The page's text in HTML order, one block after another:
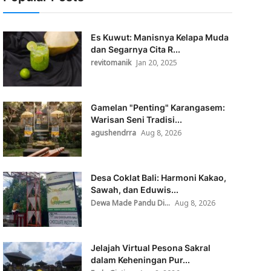
Es Kuwut: Manisnya Kelapa Muda
dan Segarnya Cita R...
revitomanik Jan 20, 2025
Gamelan "Penting" Karangasem:
Warisan Seni Tradisi...
agushendrra Aug 8, 2026
Desa Coklat Bali: Harmoni Kakao,
Sawah, dan Eduwis...
Dewa Made Pandu Di... Aug 8, 2026
Jelajah Virtual Pesona Sakral
dalam Keheningan Pur...